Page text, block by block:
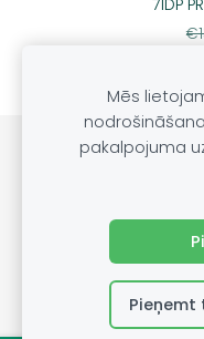
©
Mēs
pakalpojuma
Pieņemt